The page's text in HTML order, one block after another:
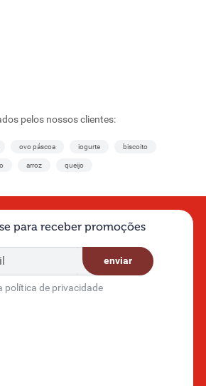
pelos nossos clientes:
ovo páscoa iogurte biscoito
arroz queijo
para receber promoções
enviar
política de privacidade